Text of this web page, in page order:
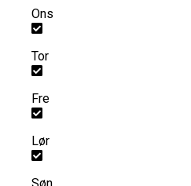
Ons
Tor
Fre
Lør